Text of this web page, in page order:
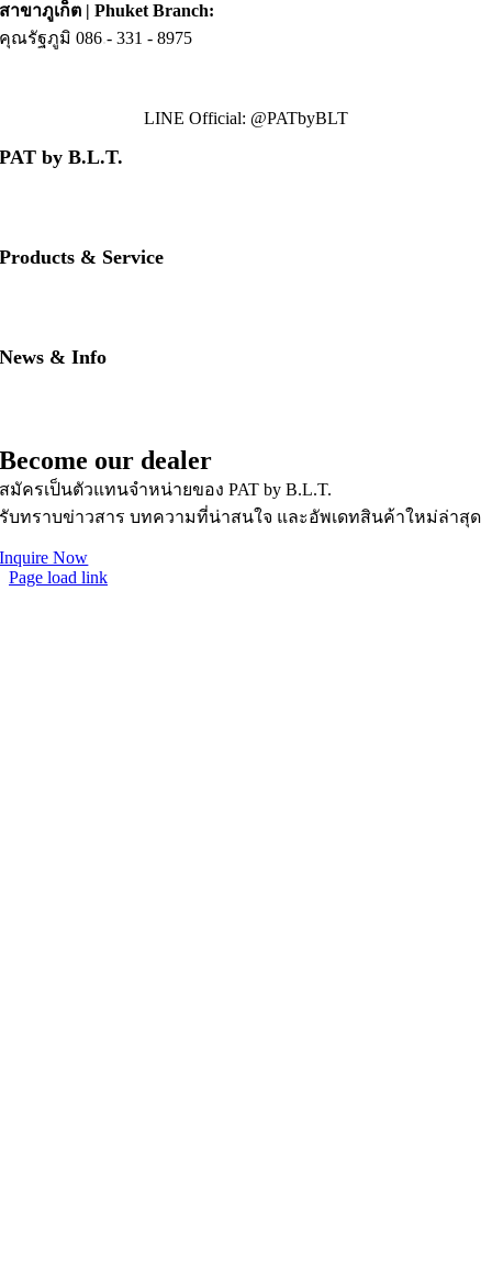
สาขาภูเก็ต | Phuket Branch:
คุณรัฐภูมิ 086.- 331 - 8975
LINE Official: @PATbyBLT
PAT by B.L.T.
Products & Service
News & Info
Become our dealer
สมัครเป็นตัวแทนจำหน่ายของ PAT by B.L.T.
รับทราบข่าวสาร บทความที่น่าสนใจ และอัพเดทสินค้าใหม่ล่าสุด
Inquire Now
Page load link